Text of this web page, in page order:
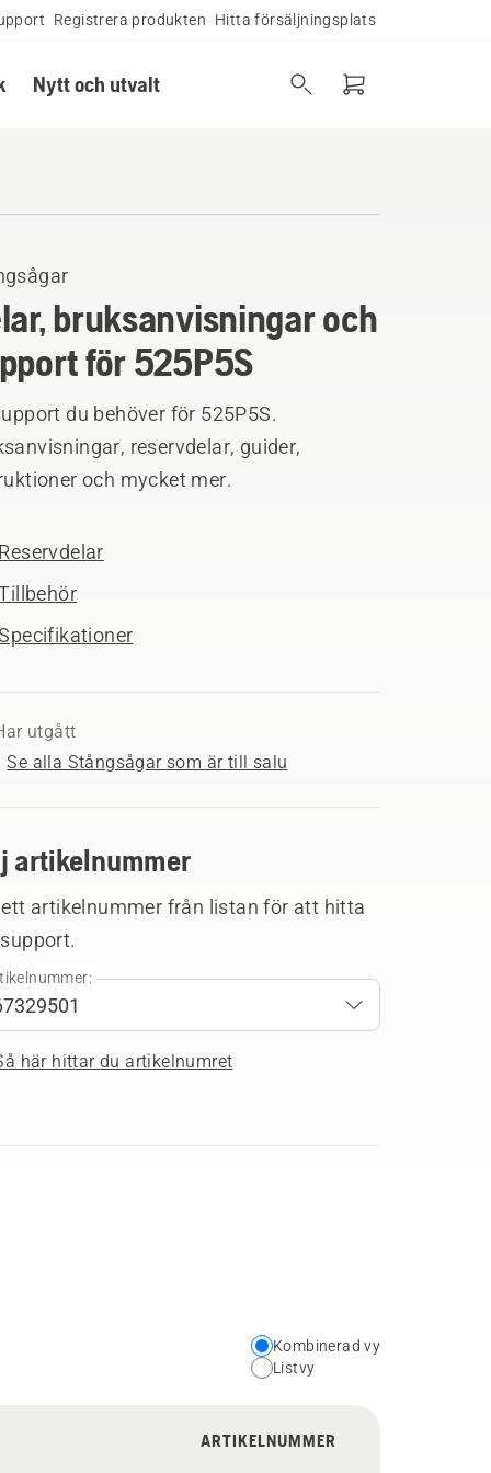
Registrera produkten Hitta försäljningsplats
Nytt och utvalt
bruksanvisningar och
för 525P5S
du behöver för 525P5S.
reservdelar, guider,
och mycket mer.
Reservdelar
utgått
Se alla Stångsågar som är till salu
artikelnummer
artikelnummer från listan för att hitta
här hittar du artikelnumret
Choose
your
view
Kombinerad vy
Listvy
ARTIKELNUMMER